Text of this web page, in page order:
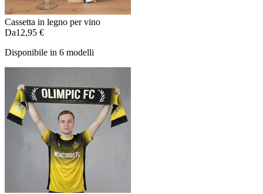
Cassetta in legno per vino
Da12,95 €
Disponibile in 6 modelli